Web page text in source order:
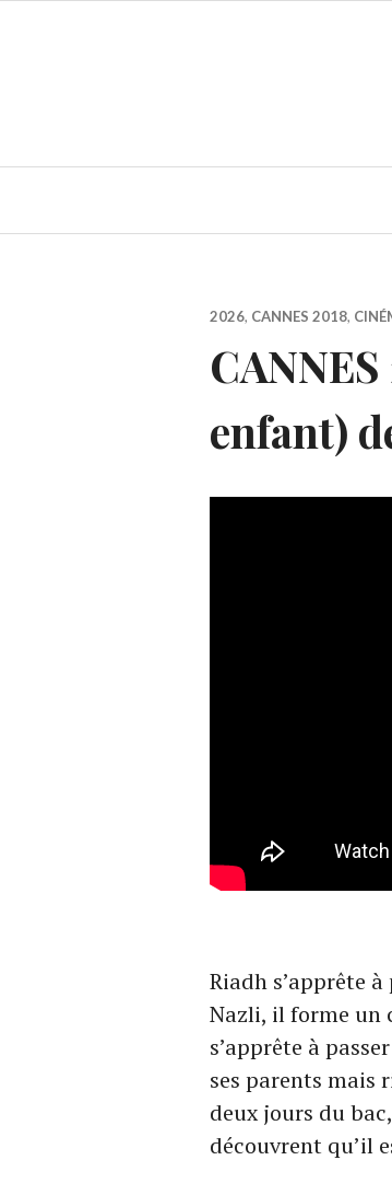
2026, CANNES 2018,
enfant)
Riadh s’apprête
Nazli, il forme un
s’apprête à
ses parents mais
deux jours du
découvrent qu’il